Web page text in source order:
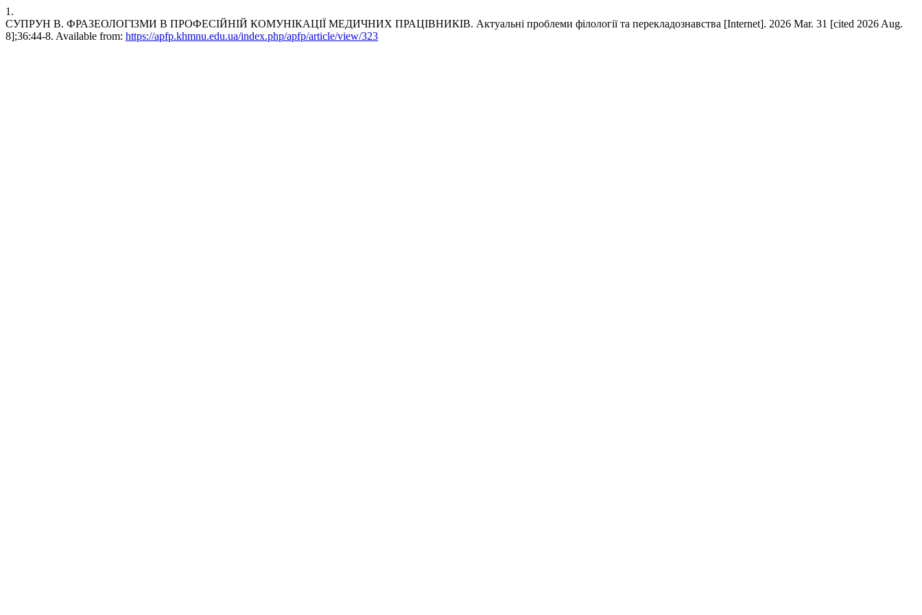
1.
СУПРУН В. ФРАЗЕОЛОГІЗМИ В ПРОФЕСІЙНІЙ КОМУНІКАЦІЇ МЕДИЧНИХ ПРАЦІВНИКІВ. Актуальні проблеми філології та перекладознавства [Internet]. 2026 Mar. 31 [cited 2026 Aug.
8];36:44-8. Available from: https://apfp.khmnu.edu.ua/index.php/apfp/article/view/323